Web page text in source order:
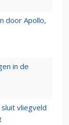
door Apollo,
in de
vliegveld